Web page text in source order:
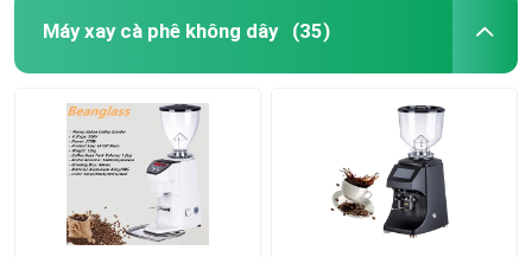
Máy xay cà phê không dây (35)